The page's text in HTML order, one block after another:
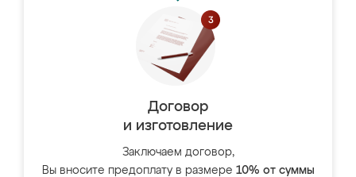
Договор
и изготовление
Заключаем договор,
Вы вносите предоплату в размере 10% от суммы